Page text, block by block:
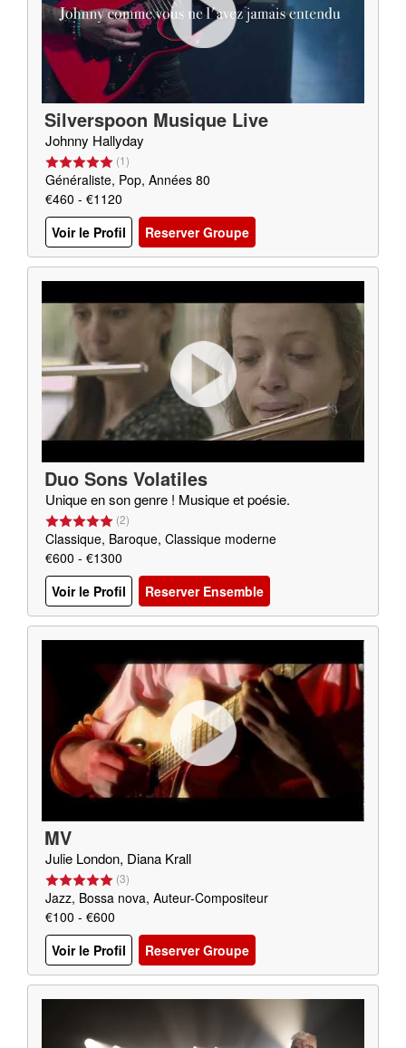
Silverspoon Musique Live
Johnny Hallyday
(1)
Généraliste, Pop, Années 80
€460 - €1120
Voir le Profil
Reserver Groupe
Duo Sons Volatiles
Unique en son genre ! Musique et poésie.
(2)
Classique, Baroque, Classique moderne
€600 - €1300
Voir le Profil
Reserver Ensemble
MV
Julie London, Diana Krall
(3)
Jazz, Bossa nova, Auteur-Compositeur
€100 - €600
Voir le Profil
Reserver Groupe